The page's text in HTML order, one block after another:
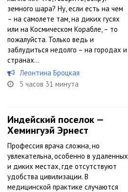
земного шара? Ну, если есть на чем
– на самолете там, на диких гусях
или на Космическом Корабле, – то
пожалуйста. Только ведь и
заблудиться недолго – на городах и
странах...
Леонтина Броцкая
5 часов 31 минута
Индейский поселок —
Хемингуэй Эрнест
Профессия врача сложна, но
увлекательна, особенно в удаленных
и диких местах, где отсутствуют
удобства цивилизации. В
медицинской практике случаются